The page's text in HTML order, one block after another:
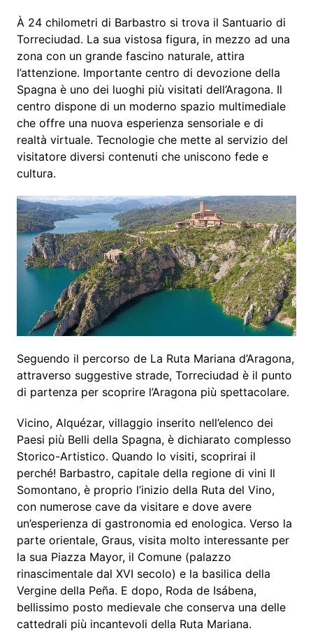
À 24 chilometri di Barbastro si trova il Santuario di
Torreciudad. La sua vistosa figura, in mezzo ad una
zona con un grande fascino naturale, attira
l’attenzione. Importante centro di devozione della
Spagna è uno dei luoghi più visitati dell’Aragona. Il
centro dispone di un moderno spazio multimediale
che offre una nuova esperienza sensoriale e di
realtà virtuale. Tecnologie che mette al servizio del
visitatore diversi contenuti che uniscono fede e
cultura.
Seguendo il percorso de La Ruta Mariana d’Aragona,
attraverso suggestive strade, Torreciudad è il punto
di partenza per scoprire l’Aragona più spettacolare.
Vicino, Alquézar, villaggio inserito nell’elenco dei
Paesi più Belli della Spagna, è dichiarato complesso
Storico-Artistico. Quando lo visiti, scoprirai il
perché! Barbastro, capitale della regione di vini Il
Somontano, è proprio l’inizio della Ruta del Vino,
con numerose cave da visitare e dove avere
un’esperienza di gastronomia ed enologica. Verso la
parte orientale, Graus, visita molto interessante per
la sua Piazza Mayor, il Comune (palazzo
rinascimentale dal XVI secolo) e la basilica della
Vergine della Peña. E dopo, Roda de Isábena,
bellissimo posto medievale che conserva una delle
cattedrali più incantevoli della Ruta Mariana.